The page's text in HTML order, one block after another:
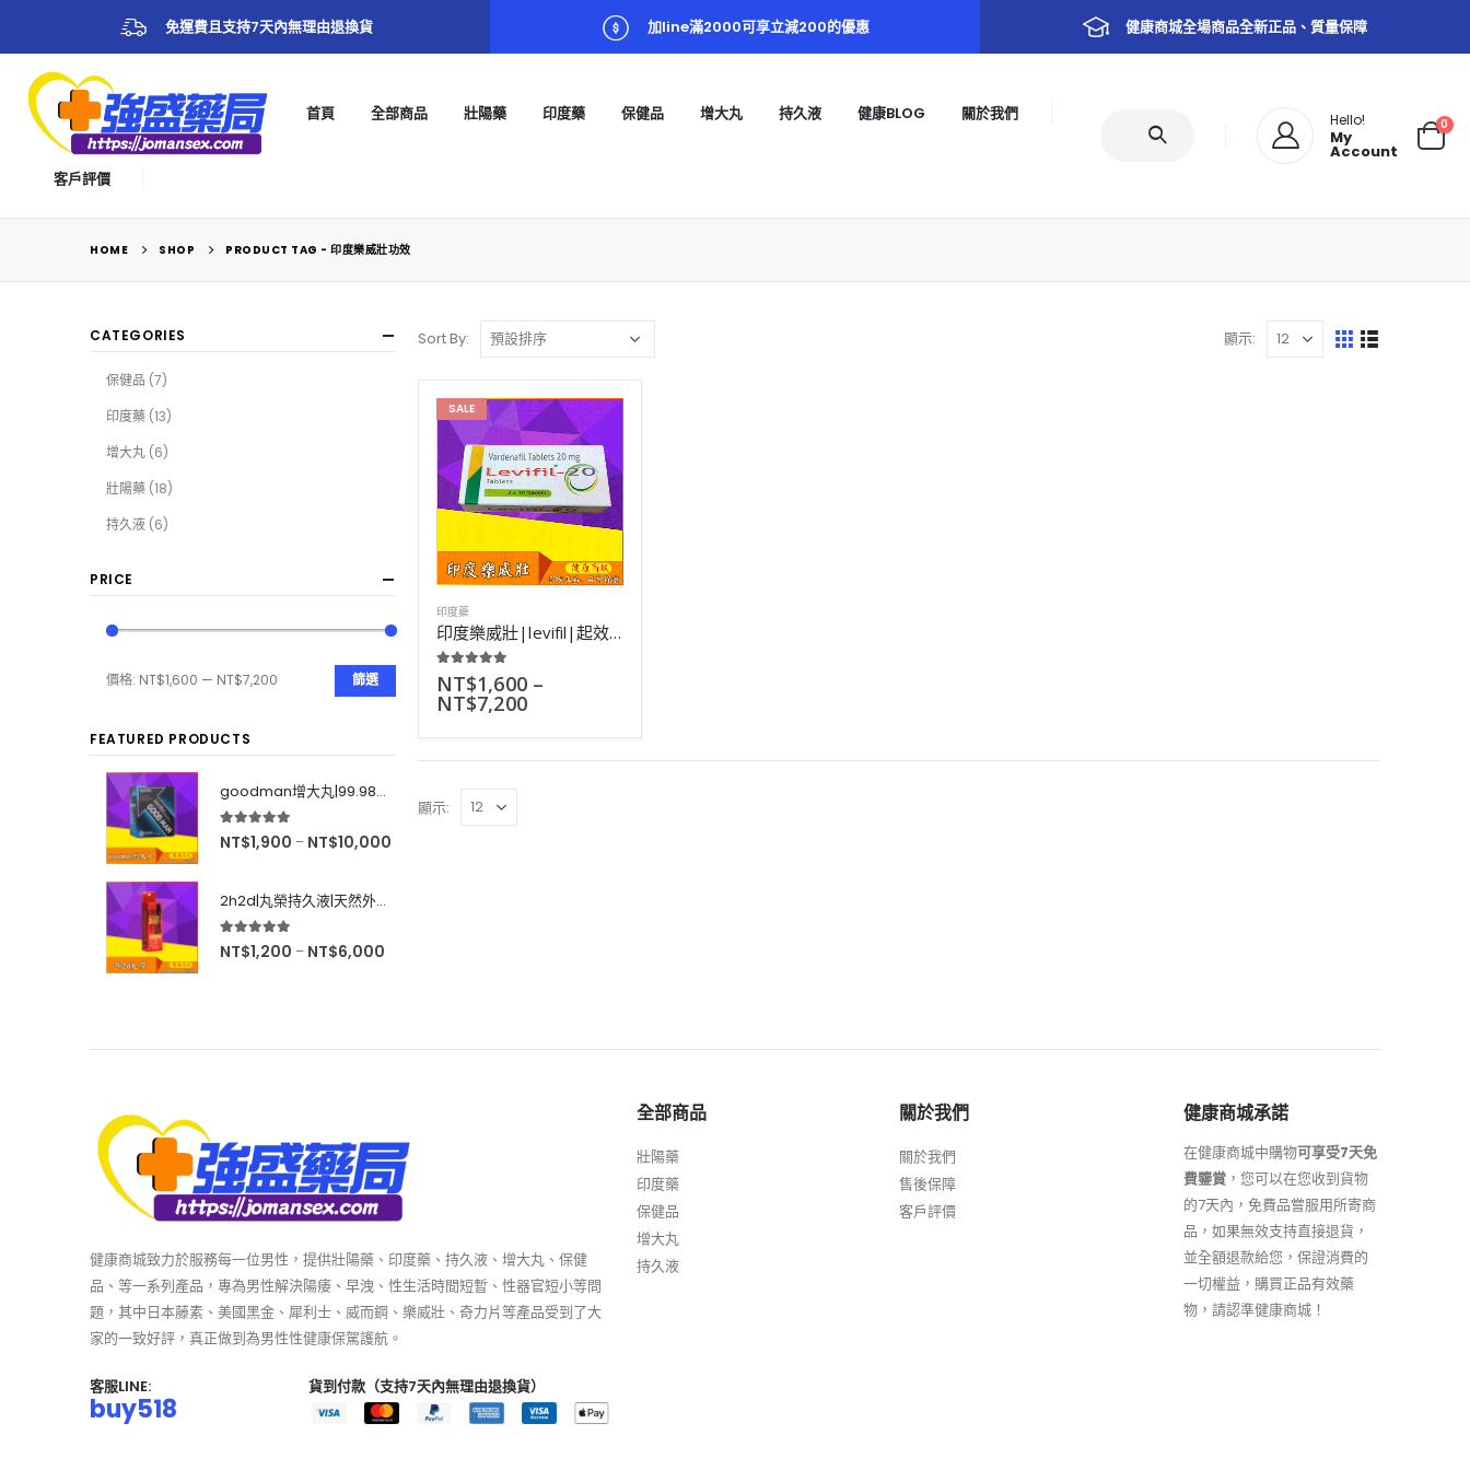
免運費且支持7天內無理由退換貨 加line滿2000可享立減200的優惠 健康商城全場商品全新正品、質量保障
首頁 全部商品 壯陽藥 印度藥 保健品 增大丸 持久液 健康BLOG 關於我們
客戶評價
Hello!
My
Account
0
HOME SHOP PRODUCT TAG - 印度樂威壯功效
Sort By: 顯示:
SALE
印度藥
印度樂威壯|levifil|起效快藥效長|治療陽痿效果好|10粒
5.00out of 5
NT$1,600–
NT$7,200
顯示:
CATEGORIES
保健品 (7)
印度藥 (13)
增大丸 (6)
壯陽藥 (18)
持久液 (6)
PRICE
篩選
價格: NT$1,600 — NT$7,200
FEATURED PRODUCTS
goodman增大丸|99.98%有效率|增大後不反彈|效果超好|60粒
5.00 out of 5
NT$1,900 – NT$10,000
2h2d|丸榮持久液|天然外用延時|效果強烈|無色無味|10ml
5.00 out of 5
NT$1,200 – NT$6,000
健康商城致力於服務每一位男性，提供壯陽藥、印度藥、持久液、增大丸、保健
品、等一系列產品，專為男性解決陽痿、早洩、性生活時間短暫、性器官短小等問
題，其中日本藤素、美國黑金、犀利士、威而鋼、樂威壯、奇力片等產品受到了大
家的一致好評，真正做到為男性性健康保駕護航。
客服LINE:
buy518
貨到付款（支持7天內無理由退換貨）
全部商品
壯陽藥
印度藥
保健品
增大丸
持久液
關於我們
關於我們
售後保障
客戶評價
健康商城承諾
在健康商城中購物可享受7天免
費鑒賞 ，您可以在您收到貨物
的7天內，免費品嘗服用所寄商
品，如果無效支持直接退貨，
並全額退款給您，保證消費的
一切權益，購買正品有效藥
物，請認準健康商城！